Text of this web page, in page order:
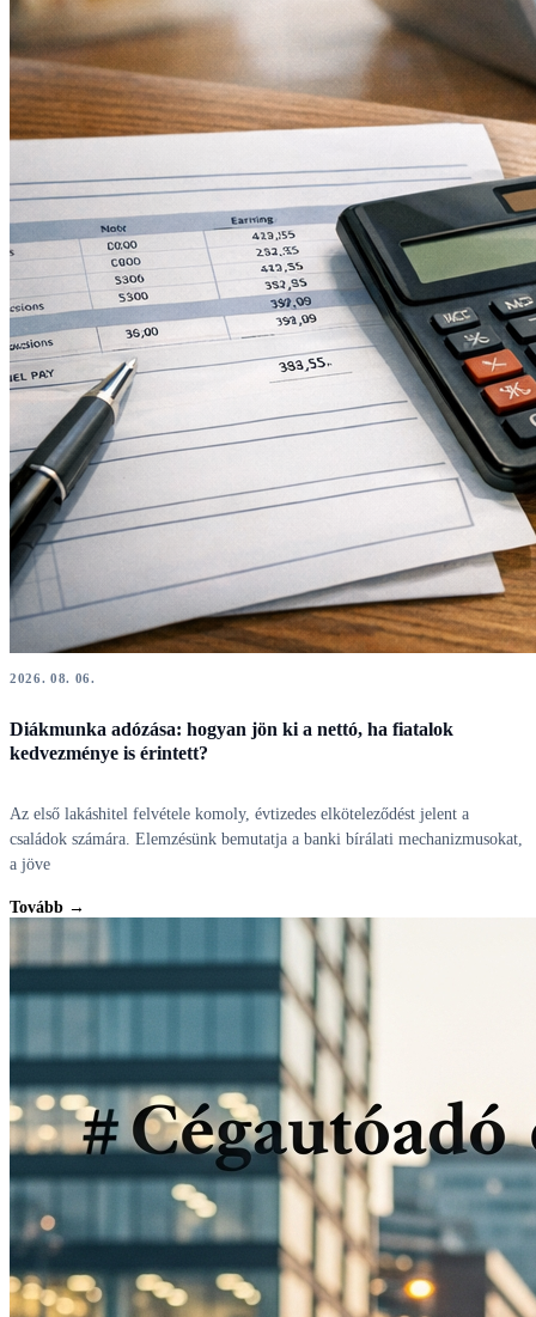
2026. 08. 06.
Diákmunka adózása: hogyan jön ki a nettó, ha fiatalok
kedvezménye is érintett?
Az első lakáshitel felvétele komoly, évtizedes elköteleződést jelent a
családok számára. Elemzésünk bemutatja a banki bírálati mechanizmusokat,
a jöve
Tovább →